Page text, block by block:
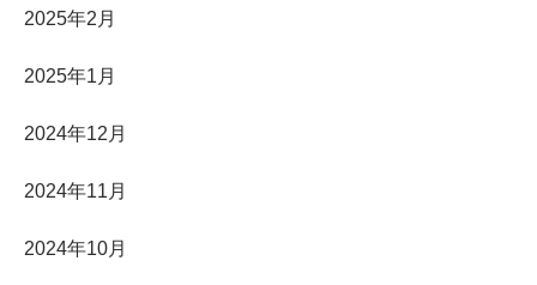
2025年2月
2025年1月
2024年12月
2024年11月
2024年10月